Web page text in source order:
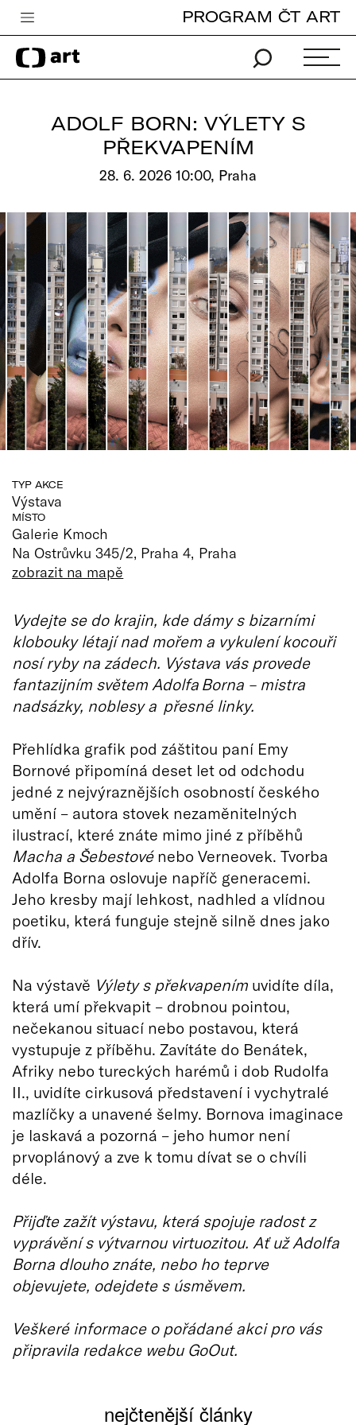
Česká televize
Zpravodajství
Vše o ČT
PROGRAM ČT ART
ADOLF BORN: VÝLETY S
PŘEKVAPENÍM
28. 6. 2026 10:00, Praha
TYP AKCE
Výstava
MÍSTO
Galerie Kmoch
Na Ostrůvku 345/2, Praha 4, Praha
zobrazit na mapě
Vydejte se do krajin, kde dámy s bizarními
klobouky létají nad mořem a vykulení kocouři
nosí ryby na zádech. Výstava vás provede
fantazijním světem Adolfa Borna – mistra
nadsázky, noblesy a přesné linky.
Přehlídka grafik pod záštitou paní Emy
Bornové připomíná deset let od odchodu
jedné z nejvýraznějších osobností českého
umění – autora stovek nezaměnitelných
ilustrací, které znáte mimo jiné z příběhů
Macha a Šebestovénebo Verneovek. Tvorba
Adolfa Borna oslovuje napříč generacemi.
Jeho kresby mají lehkost, nadhled a vlídnou
poetiku, která funguje stejně silně dnes jako
dřív.
Na výstavě Výlety s překvapením uvidíte díla,
která umí překvapit – drobnou pointou,
nečekanou situací nebo postavou, která
vystupuje z příběhu. Zavítáte do Benátek,
Afriky nebo tureckých harémů i dob Rudolfa
II., uvidíte cirkusová představení i vychytralé
mazlíčky a unavené šelmy. Bornova imaginace
je laskavá a pozorná – jeho humor není
prvoplánový a zve k tomu dívat se o chvíli
déle.
Přijďte zažít výstavu, která spojuje radost z
vyprávění s výtvarnou virtuozitou. Ať už Adolfa
Borna dlouho znáte, nebo ho teprve
objevujete, odejdete s úsměvem.
Veškeré informace o pořádané akci pro vás
připravila redakce webu GoOut.
nejčtenější články